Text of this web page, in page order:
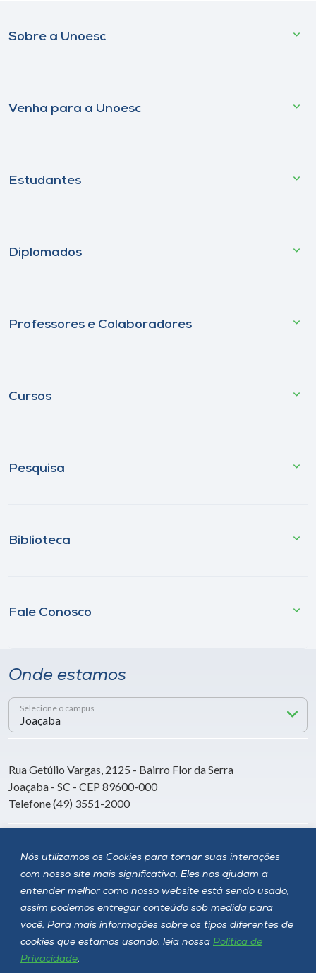
Nós utilizamos os Cookies para tornar suas interações
com nosso site mais significativa. Eles nos ajudam a
entender melhor como nosso website está sendo usado,
assim podemos entregar conteúdo sob medida para
você. Para mais informações sobre os tipos diferentes de
cookies que estamos usando, leia nossa Política de
Privacidade.
Sobre a Unoesc
Venha para a Unoesc
Estudantes
Diplomados
Professores e Colaboradores
Cursos
Pesquisa
Biblioteca
Fale Conosco
Onde estamos
Selecione o campus
Rua Getúlio Vargas, 2125 - Bairro Flor da Serra
Joaçaba - SC - CEP 89600-000
Telefone (49) 3551-2000
Siga a Unoesc